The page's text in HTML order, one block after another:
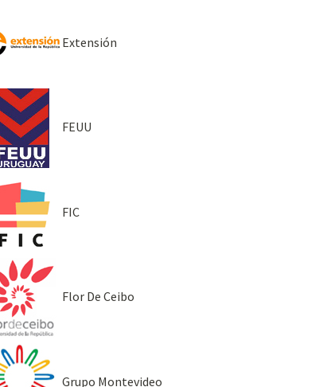
Extensión
FEUU
FIC
Flor De Ceibo
Grupo Montevideo